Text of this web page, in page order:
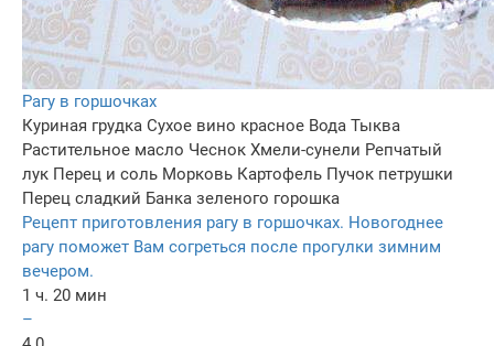
Рагу в горшочках
Куриная грудка Сухое вино красное Вода Тыква
Растительное масло Чеснок Хмели-сунели Репчатый
лук Перец и соль Морковь Картофель Пучок петрушки
Перец сладкий Банка зеленого горошка
Рецепт приготовления рагу в горшочках. Новогоднее
рагу поможет Вам согреться после прогулки зимним
вечером.
1 ч. 20 мин
–